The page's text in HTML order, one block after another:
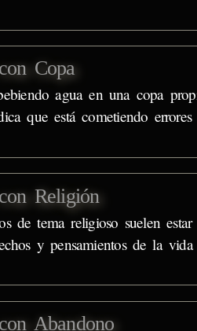
Copa
agua en una copa
que está cometiendo errores
Religión
de tema religioso suelen estar
y pensamientos de la vida
Abandono